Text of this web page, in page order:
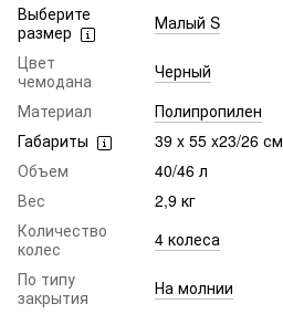
Выберите
размер
Малый S
Цвет
чемодана
Черный
Материал
Полипропилен
Габариты
39 x 55 x23/26 см
Объем
40/46 л
Вес
2,9 кг
Количество
колес
4 колеса
По типу
закрытия
На молнии